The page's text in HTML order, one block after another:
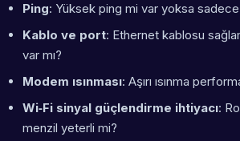
Ping: Yüksek ping mi var yoksa sadece
Kablo ve port: Ethernet kablosu
var mı?
Modem ısınması: Aşırı ısınma
Wi‑Fi sinyal güçlendirme ihtiyacı:
menzil yeterli mi?